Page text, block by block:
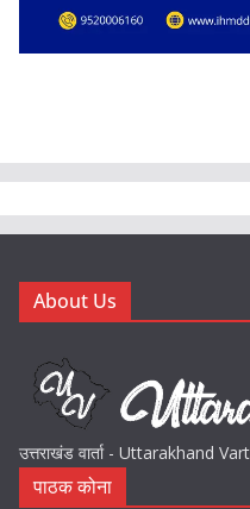
About Us
उत्तराखंड वार्ता - Uttarakhand
पाठक कोना